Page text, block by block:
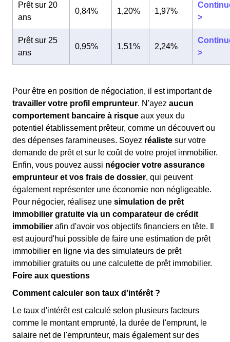
Prêt sur 20
ans
0,84% 1,20% 1,97%
>
Prêt sur 25
ans
0,95% 1,51% 2,24%
>
Pour être en position de négociation, il est important de
travailler votre profil emprunteur. N'ayez aucun
comportement bancaire à risque aux yeux du
potentiel établissement prêteur, comme un découvert ou
des dépenses faramineuses. Soyez réaliste sur votre
demande de prêt et sur le coût de votre projet immobilier.
Enfin, vous pouvez aussi négocier votre assurance
emprunteur et vos frais de dossier, qui peuvent
également représenter une économie non négligeable.
Pour négocier, réalisez une simulation de prêt
immobilier gratuite via un comparateur de crédit
immobilier afin d'avoir vos objectifs financiers en tête. Il
est aujourd'hui possible de faire une estimation de prêt
immobilier en ligne via des simulateurs de prêt
immobilier gratuits ou une calculette de prêt immobilier.
Foire aux questions
Comment calculer son taux d'intérêt ?
Le taux d'intérêt est calculé selon plusieurs facteurs
comme le montant emprunté, la durée de l'emprunt, le
salaire net de l'emprunteur, mais également sur des